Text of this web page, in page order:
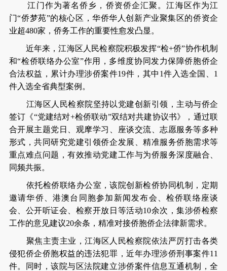
江门作为著名侨乡，侨资侨企汇聚。江海区作为江
门“侨梦苑”的核心区，华侨华人创新产业聚集区的侨资企
业超480家，侨务工作的重要性愈发凸显。
近年来，江海区人民检察院积极发挥“检+侨”协作机制
和“检侨联络办公室”作用，多维度协同发力保障侨胞侨企
合法权益，累计办理涉侨案件19件，其中1件入选全国、1
件入选全省典型案例。
江海区人民检察院坚持以党建创新引领，主动与侨企
签订《“党建结对+检侨联动”双结对共建协议书》，通过联
合开展主题党日、观摩学习、座谈交流、志愿服务等多种
形式，共同研究党建引领侨企发展、精准服务侨胞需求等
重点难点问题，有效推动党建工作与为侨服务深度融合、
同频共振。
依托检侨联络办公室，该院创新检侨协同机制，定期
邀请华侨、港澳台同胞参加新闻发布会、检侨联络座谈
会、公开听证会、检察开放日等活动10余次，集涉侨检察
工作的意见建议20余条，精准对接侨胞侨企法律新需求。
聚焦主责主业，江海区人民检察院依法严厉打击各类
侵犯侨企侨胞权益的违法犯罪，近年办理涉侨刑事案件11
件。同时，该院与区法院建立涉侨案件信息互通机制，全